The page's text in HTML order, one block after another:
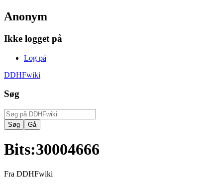
Anonym
Ikke logget på
Log på
DDHFwiki
Søg
Bits:30004666
Fra DDHFwiki